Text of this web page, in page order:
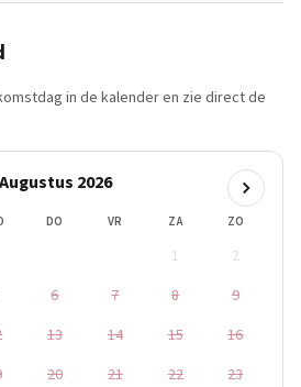
in de kalender en zie direct de
Augustus 2026
DO VR ZA ZO
1
2
6 7 8
9
13 14 15
16
20 21 22
23